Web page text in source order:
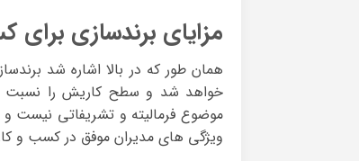
مزایای برندسازی برای
همان طور که در بالا اشاره شد
موضوع فرمالیته و تشریفاتی نیست
ویژگی های مدیران موفق در کسب و